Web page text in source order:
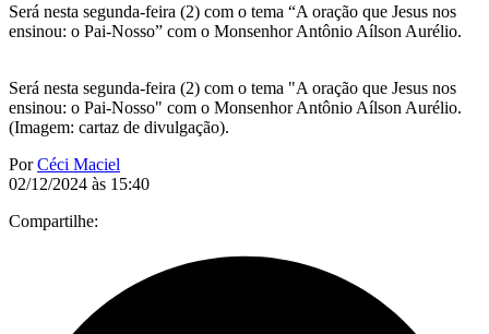
Será nesta segunda-feira (2) com o tema “A oração que Jesus nos
ensinou: o Pai-Nosso” com o Monsenhor Antônio Aílson Aurélio.
Será nesta segunda-feira (2) com o tema "A oração que Jesus nos
ensinou: o Pai-Nosso" com o Monsenhor Antônio Aílson Aurélio.
(Imagem: cartaz de divulgação).
PorCéci Maciel
02/12/2024 às 15:40
Compartilhe: